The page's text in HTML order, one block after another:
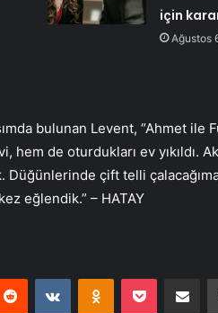
için
Ağustos
bulunan Levent, “Ahmet ile
de oturdukları ev yıkıldı.
Düğünlerinde çift telli
eğlendik.” – HATAY
Reddit VKontakteOdnoklassniki
Pocket E-